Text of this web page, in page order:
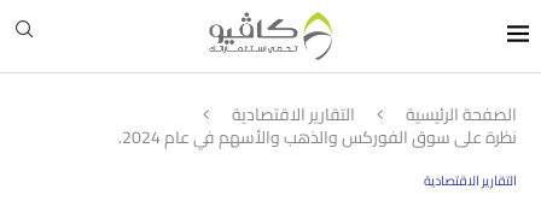
الصفحة الرئيسية التقارير الاقتصادية
نظرة على سوق الفوركس والذهب والأسهم في عام 2024.
التقارير الاقتصادية